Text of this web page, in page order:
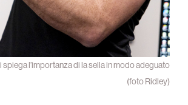
l’importanza di la sella in modo adeguato
(foto Ridley)